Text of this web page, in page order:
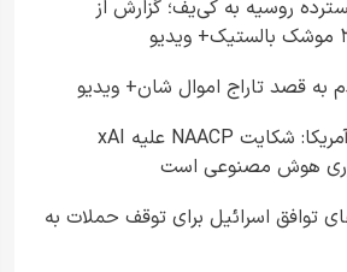
روسیه به کی‌یف؛ گزارش از
به قصد تاراج اموال شان+ ویدیو
وزارت دادگستری آمریکا: شکایت NAACP علیه xAI
هوش مصنوعی است
توافق اسرائیل برای توقف حملات به